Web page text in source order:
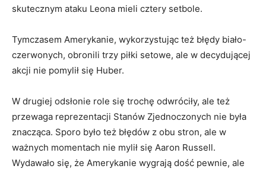
skutecznym ataku Leona mieli cztery setbole.
Tymczasem Amerykanie, wykorzystując też błędy biało-
czerwonych, obronili trzy piłki setowe, ale w decydującej
akcji nie pomylił się Huber.
W drugiej odsłonie role się trochę odwróciły, ale też
przewaga reprezentacji Stanów Zjednoczonych nie była
znacząca. Sporo było też błędów z obu stron, ale w
ważnych momentach nie mylił się Aaron Russell.
Wydawało się, że Amerykanie wygrają dość pewnie, ale